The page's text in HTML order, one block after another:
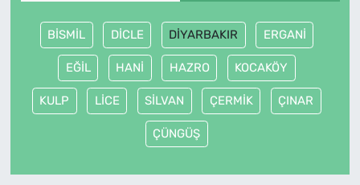
BİSMİL DİCLE DİYARBAKIR ERGANİ
EĞİL HANİ HAZRO KOCAKÖY
KULP LİCE SİLVAN ÇERMİK ÇINAR
ÇÜNGÜŞ